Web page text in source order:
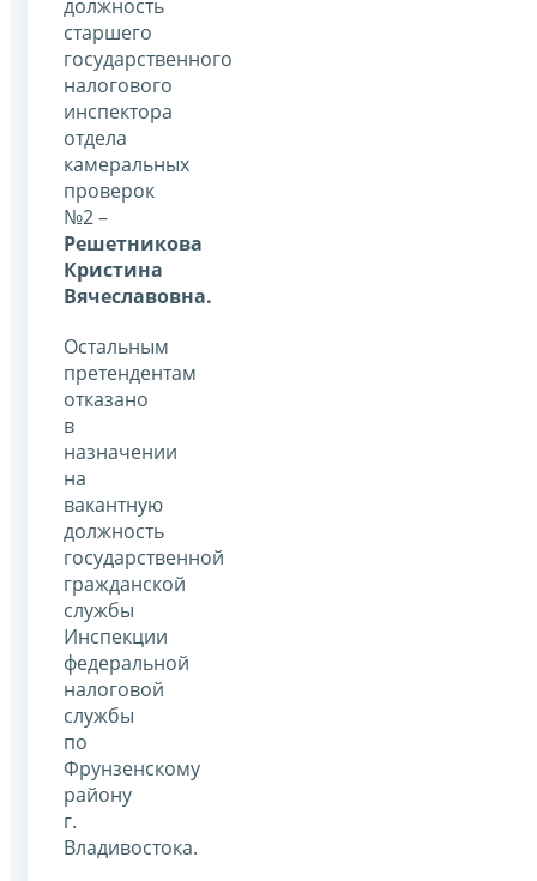
должность
старшего
государственного
налогового
инспектора
отдела
камеральных
проверок
№2 –
Решетникова
Кристина
Вячеславовна.
Остальным
претендентам
отказано
в
назначении
на
вакантную
должность
государственной
гражданской
службы
Инспекции
федеральной
налоговой
службы
по
Фрунзенскому
району
г.
Владивостока.